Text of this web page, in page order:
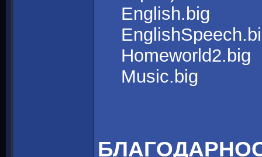
English.big
Homeworld2.big
Music.big